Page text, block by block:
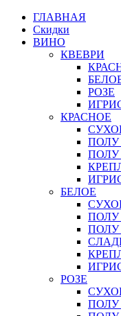
ГЛАВНАЯ
Скидки
ВИНО
КВЕВРИ
РОЗЕ
КРАСНОЕ
ПОЛУ
ПОЛУ
БЕЛОЕ
ПОЛУ
ПОЛУ
РОЗЕ
ПОЛУ